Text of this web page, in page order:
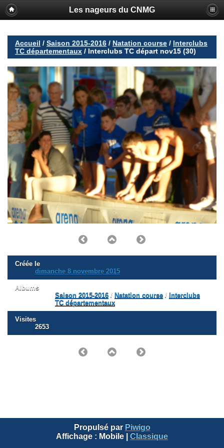
Les nageurs du CNMG
Accueil / Saison 2015-2016 / Natation course / Interclubs
TC départementaux / Interclubs TC départ nov15 (30)
Créée le
dimanche 8 novembre 2015
Albums
Saison 2015-2016 / Natation course / Interclubs
TC départementaux
Visites
2653
Propulsé par Piwigo
Affichage : Mobile Classique